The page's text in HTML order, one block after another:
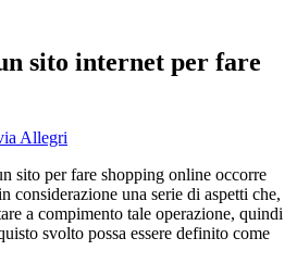
sito internet per fare
Allegri
sito per fare shopping online occorre
considerazione una serie di aspetti che,
a compimento tale operazione, quindi
svolto possa essere definito come